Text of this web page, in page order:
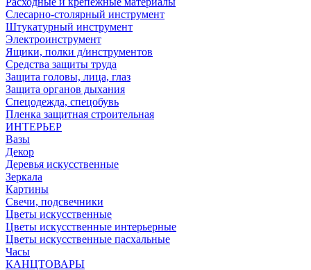
Слесарно-столярный инструмент
Штукатурный инструмент
Электроинструмент
Ящики, полки д/инструментов
Средства защиты труда
Защита головы, лица, глаз
Защита органов дыхания
Спецодежда, спецобувь
Пленка защитная строительная
ИНТЕРЬЕР
Вазы
Декор
Деревья искусственные
Зеркала
Картины
Свечи, подсвечники
Цветы искусственные
Цветы искусственные интерьерные
Цветы искусственные пасхальные
Часы
КАНЦТОВАРЫ